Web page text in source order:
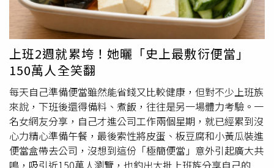
人，往往會進食過多，攝入熱量過剩，會轉化成脂肪堆積，
使人發胖。在秋季飲食中，要注意適量，不能放縱食欲，大
吃大喝。7.忌油膩、煎炸食物油膩煎炸的食物不易消化，積
聚在胃中，加重體內積滯的熱氣，不利於潤燥，許多慢性呼
吸系統疾病常在秋季復發或加重，就是因為這個原因。8.進
補的好季節入秋之後，人體對食物的吸收率會逐漸增高，但
像羊肉、狗肉在入秋之初還是要少食，因為秋初炎熱未完全
退盡，過多食用大熱食物羊肉、狗肉不利於健康。太多的肉
類等高蛋白食品，會增加腸胃負擔，影響胃腸功能。因此吃
肉要適當，最好等到天真正涼下來以後。9.藥補不如食補
“多吃補藥，有病治病，無病強身”是不科學的，用食補代
替藥補是個不錯的選擇，秋季之後我們可以多喝雪梨銀耳湯
夠，絕對無法靠這筆錢發大財；但他強調，這2元背後的意
義遠大於金錢價值，它代表的是創作者獲得了一種「被肯
定」的感覺，證明自己的心血結晶確實被大眾需要。最後，
廖炯程不改幽默本色，向廣大精打細算的婆婆媽媽們喊話，
呼籲大家盡管大膽去圖書館借閱，讓政府代替讀者「打賞」
他；同時他也笑稱，若讀者借回家後發現這本介紹上百種四
季蔬菜的書太實用，不妨直接掏錢購買，無論是作為買菜時
的參考指南，還是留給女兒、媳婦當作傳家寶都非常適合。
上班2週就累垮！她曬「史上最敷衍便當」
150萬人全笑翻
每天自己準備便當雖然能省錢又比較健康，但對不少上班族
來說，下班後還得備料、煮飯，往往是另一場體力考驗。一
名女網友分享，自己才進公司工作兩個星期，就已經累到沒
心力精心準備午餐，最後索性將皮蛋、板豆腐和小黃瓜裝進
便當盒帶去公司，沒想到這份「極簡便當」意外引起廣大共
鳴，吸引近150萬人瀏覽，也釣出大批上班族分享自己的